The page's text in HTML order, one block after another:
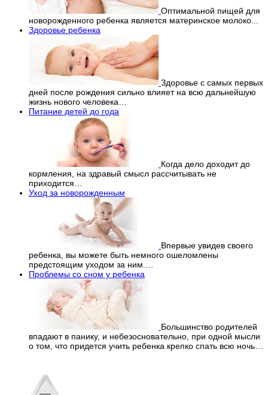
Оптимальной пищей для
новорожденного ребенка является материнское молоко...
Здоровье ребенка
Здоровье с самых первых
дней после рождения сильно влияет на всю дальнейшую
жизнь нового человека…
Питание детей до года
Когда дело доходит до
кормления, на здравый смысл рассчитывать не
приходится…
Уход за новорожденным
Впервые увидев своего
ребенка, вы можете быть немного ошеломлены
предстоящим уходом за ним.…
Проблемы со сном у ребенка
Большинство родителей
впадают в панику, и небезосновательно, при одной мысли
о том, что придется учить ребенка крепко спать всю ночь…